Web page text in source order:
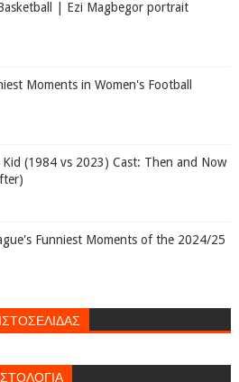
| Ezi Magbegor portrait
Moments in Women's Football
Kid (1984 vs 2023) Cast: Then and Now
Funniest Moments of the 2024/25